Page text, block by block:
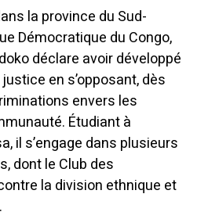
la province du Sud-
Démocratique du Congo,
déclare avoir développé
en s’opposant, dès
envers les
Étudiant à
il s’engage dans plusieurs
dont le Club des
la division ethnique et